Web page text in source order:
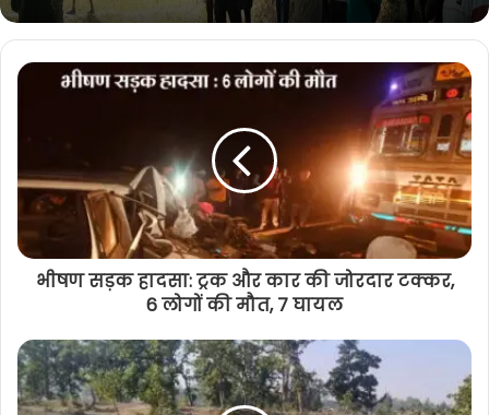
भीषण सड़क हादसा: ट्रक और कार की जोरदार टक्कर,
6 लोगों की मौत, 7 घायल